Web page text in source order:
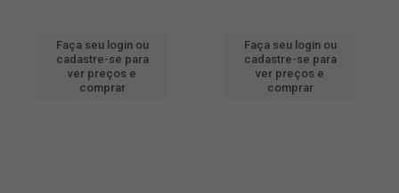
Faça seu login ou
cadastre-se para
ver preços e
comprar
Faça seu login ou
cadastre-se para
ver preços e
comprar